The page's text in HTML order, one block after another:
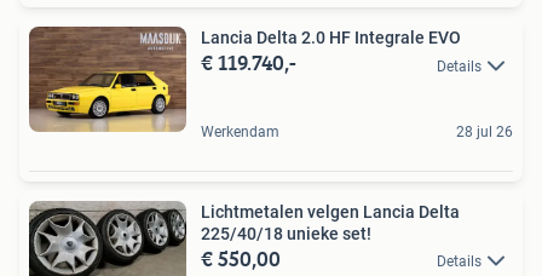
Lancia Delta 2.0 HF Integrale EVO
€ 119.740,- Details
Werkendam 28 jul 26
Lichtmetalen velgen Lancia Delta
225/40/18 unieke set!
€ 550,00 Details